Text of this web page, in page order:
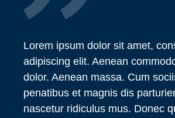
Lorem ipsum dolor sit amet,
adipiscing elit. Aenean
dolor. Aenean massa. Cum
penatibus et magnis dis
nascetur ridiculus mus. Donec